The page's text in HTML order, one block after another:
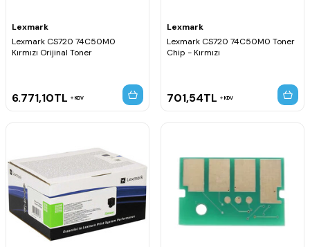
Lexmark
Lexmark CS720 74C50M0
Kırmızı Orijinal Toner
6.771,10TL KDV
Lexmark
Lexmark CS720 74C50M0 Toner
Chip - Kırmızı
701,54TL KDV